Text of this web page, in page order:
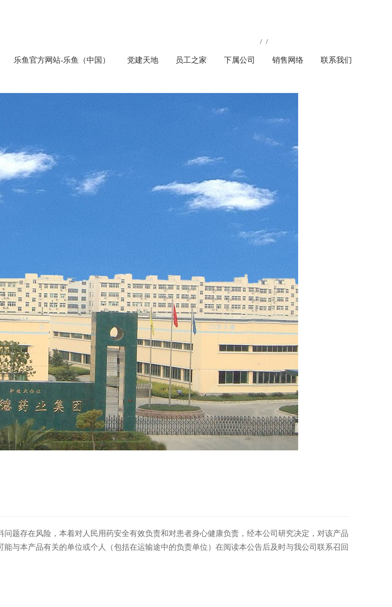
乐鱼官方网站-乐鱼（中国） 党建天地 员工之家 下属公司 销售网络 联系我们
/ /
问题存在风险，本着对人民用药安全有效负责和对患者身心健康负责，经本公司研究决定，对该产品
与本产品有关的单位或个人（包括在运输途中的负责单位）在阅读本公告后及时与我公司联系召回